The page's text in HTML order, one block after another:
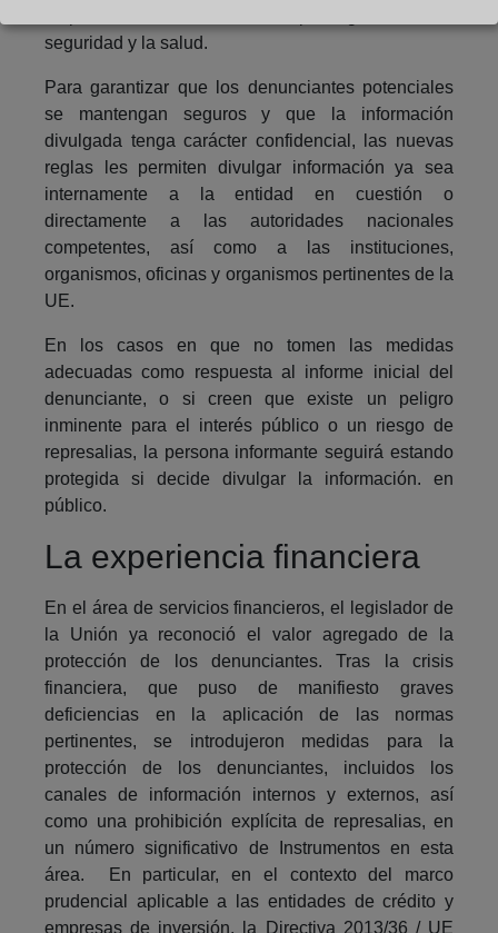
seguridad y la salud.
Para garantizar que los denunciantes potenciales
se mantengan seguros y que la información
divulgada tenga carácter confidencial, las nuevas
reglas les permiten divulgar información ya sea
internamente a la entidad en cuestión o
directamente a las autoridades nacionales
competentes, así como a las instituciones,
organismos, oficinas y organismos pertinentes de la
UE.
En los casos en que no tomen las medidas
adecuadas como respuesta al informe inicial del
denunciante, o si creen que existe un peligro
inminente para el interés público o un riesgo de
represalias, la persona informante seguirá estando
protegida si decide divulgar la información. en
público.
La experiencia financiera
En el área de servicios financieros, el legislador de
la Unión ya reconoció el valor agregado de la
protección de los denunciantes. Tras la crisis
financiera, que puso de manifiesto graves
deficiencias en la aplicación de las normas
pertinentes, se introdujeron medidas para la
protección de los denunciantes, incluidos los
canales de información internos y externos, así
como una prohibición explícita de represalias, en
un número significativo de Instrumentos en esta
área. En particular, en el contexto del marco
prudencial aplicable a las entidades de crédito y
empresas de inversión, la Directiva 2013/36 / UE